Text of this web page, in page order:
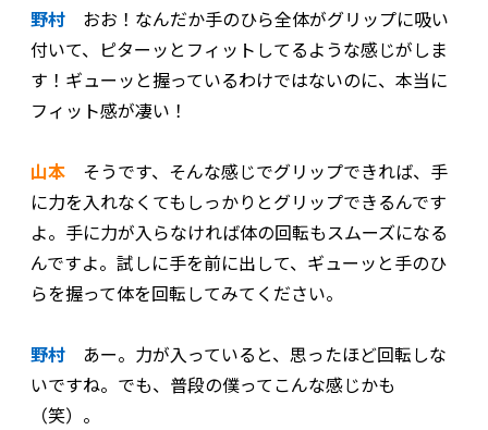
野村 おお！なんだか手のひら全体がグリップに吸い
付いて、ピターッとフィットしてるような感じがしま
す！ギューッと握っているわけではないのに、本当に
フィット感が凄い！
山本 そうです、そんな感じでグリップできれば、手
に力を入れなくてもしっかりとグリップできるんです
よ。手に力が入らなければ体の回転もスムーズになる
んですよ。試しに手を前に出して、ギューッと手のひ
らを握って体を回転してみてください。
野村 あー。力が入っていると、思ったほど回転しな
いですね。でも、普段の僕ってこんな感じかも
（笑）。